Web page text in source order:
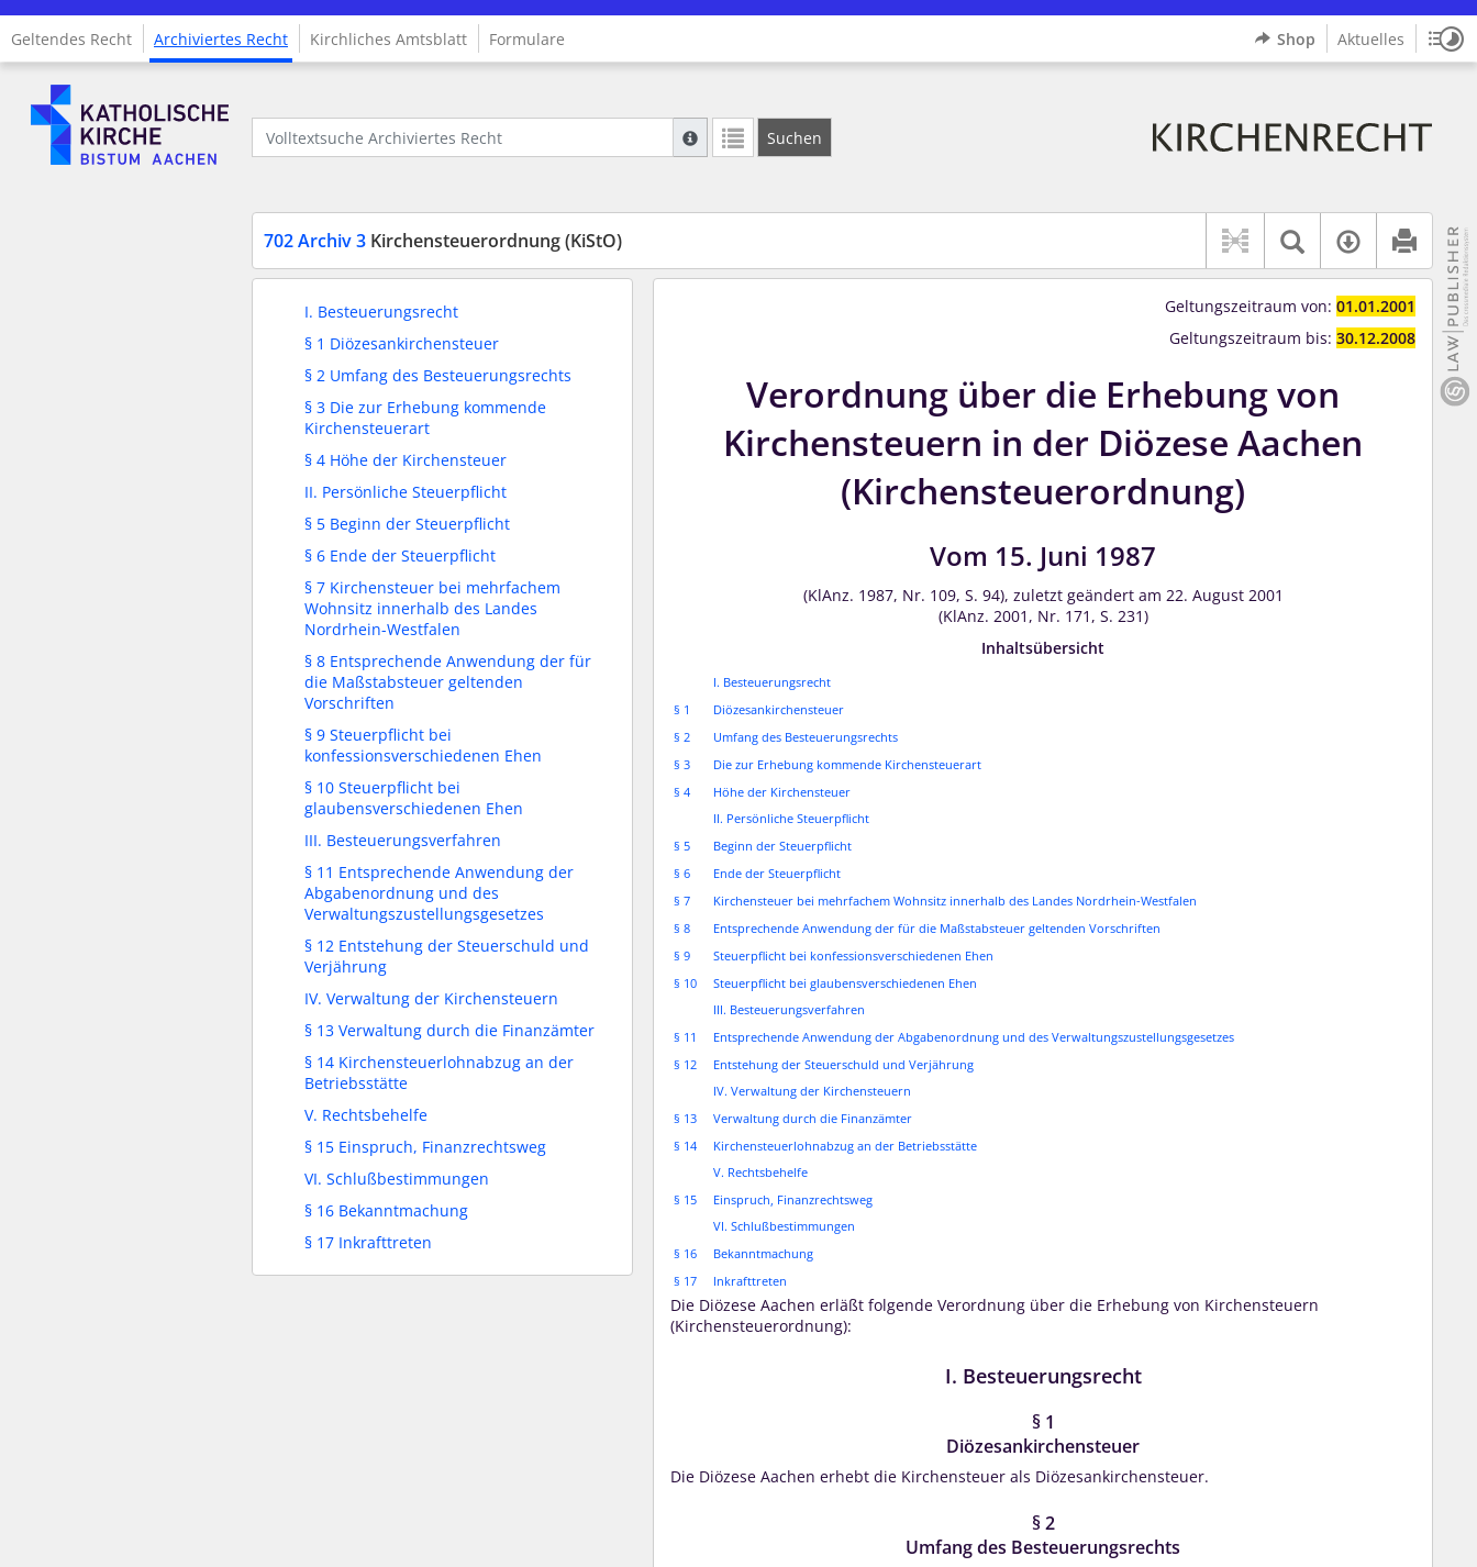
Logo Fachinformationssystem Kirchenrecht
Geltendes Recht Archiviertes Recht Kirchliches Amtsblatt Formulare Shop Aktuelles
Volltextsuche Archiviertes Recht
Suche mit Platzhalter "*", Bsp. Pfarrer*, findet auch: "Pfarrerinitiative" oder "Pfarrerausschuss".
Suchen
702 Archiv 3 Kirchensteuerordnung (KiStO) Textsuche im
I. Besteuerungsrecht
§ 1 Diözesankirchensteuer
§ 2 Umfang des Besteuerungsrechts
§ 3 Die zur Erhebung kommende
Kirchensteuerart
§ 4 Höhe der Kirchensteuer
II. Persönliche Steuerpflicht
§ 5 Beginn der Steuerpflicht
§ 6 Ende der Steuerpflicht
§ 7 Kirchensteuer bei mehrfachem
Wohnsitz innerhalb des Landes
Nordrhein-Westfalen
§ 8 Entsprechende Anwendung der für
die Maßstabsteuer geltenden
Vorschriften
§ 9 Steuerpflicht bei
konfessionsverschiedenen Ehen
§ 10 Steuerpflicht bei
glaubensverschiedenen Ehen
III. Besteuerungsverfahren
§ 11 Entsprechende Anwendung der
Abgabenordnung und des
Verwaltungszustellungsgesetzes
§ 12 Entstehung der Steuerschuld und
Verjährung
IV. Verwaltung der Kirchensteuern
§ 13 Verwaltung durch die Finanzämter
§ 14 Kirchensteuerlohnabzug an der
Betriebsstätte
V. Rechtsbehelfe
§ 15 Einspruch, Finanzrechtsweg
VI. Schlußbestimmungen
§ 16 Bekanntmachung
§ 17 Inkrafttreten
Geltungszeitraum von: 01.01.2001
Geltungszeitraum bis: 30.12.2008
Verordnung über die Erhebung von
Kirchensteuern in der Diözese Aachen
(Kirchensteuerordnung)
Vom 15. Juni 1987
(KlAnz. 1987, Nr. 109, S. 94), zuletzt geändert am 22. August 2001
(KlAnz. 2001, Nr. 171, S. 231)
Inhaltsübersicht
I. Besteuerungsrecht
§ 1
Diözesankirchensteuer
§ 2
Umfang des Besteuerungsrechts
§ 3
Die zur Erhebung kommende Kirchensteuerart
§ 4
Höhe der Kirchensteuer
II. Persönliche Steuerpflicht
§ 5
Beginn der Steuerpflicht
§ 6
Ende der Steuerpflicht
§ 7
Kirchensteuer bei mehrfachem Wohnsitz innerhalb des Landes Nordrhein-Westfalen
§ 8
Entsprechende Anwendung der für die Maßstabsteuer geltenden Vorschriften
§ 9
Steuerpflicht bei konfessionsverschiedenen Ehen
§ 10
Steuerpflicht bei glaubensverschiedenen Ehen
III. Besteuerungsverfahren
§ 11
Entsprechende Anwendung der Abgabenordnung und des Verwaltungszustellungsgesetzes
§ 12
Entstehung der Steuerschuld und Verjährung
IV. Verwaltung der Kirchensteuern
§ 13
Verwaltung durch die Finanzämter
§ 14
Kirchensteuerlohnabzug an der Betriebsstätte
V. Rechtsbehelfe
§ 15
Einspruch, Finanzrechtsweg
VI. Schlußbestimmungen
§ 16
Bekanntmachung
§ 17
Inkrafttreten
Die Diözese Aachen erläßt folgende Verordnung über die Erhebung von Kirchensteuern
(Kirchensteuerordnung):
I. Besteuerungsrecht
§ 1
Diözesankirchensteuer
Die Diözese Aachen erhebt die Kirchensteuer als Diözesankirchensteuer.
§ 2
Umfang des Besteuerungsrechts
wbv